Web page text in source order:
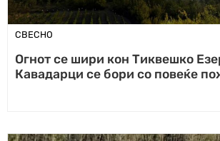
СВЕСНО
Огнот се шири кон Тиквешко
Кавадарци се бори со повеќе